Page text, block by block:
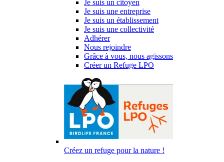
Je suis un citoyen
Je suis une entreprise
Je suis un établissement
Je suis une collectivité
Adhérer
Nous rejoindre
Grâce à vous, nous agissons
Créer un Refuge LPO
Créez un refuge pour la nature !